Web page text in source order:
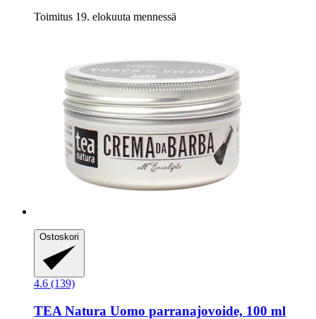
Toimitus 19. elokuuta mennessä
Ostoskori
4.6 (139)
TEA Natura Uomo parranajovoide, 100 ml